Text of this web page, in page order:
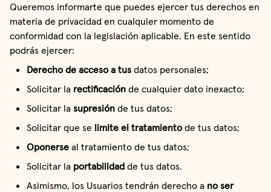
Queremos informarte que puedes ejercer tus derechos en
materia de privacidad en cualquier momento de
conformidad con la legislación aplicable. En este sentido
podrás ejercer:
Derecho de acceso a tus datos personales;
Solicitar la rectificación de cualquier dato inexacto;
Solicitar la supresión de tus datos;
Solicitar que se limite el tratamiento de tus datos;
Oponerse al tratamiento de tus datos;
Solicitar la portabilidad de tus datos.
Asimismo, los Usuarios tendrán derecho a no ser